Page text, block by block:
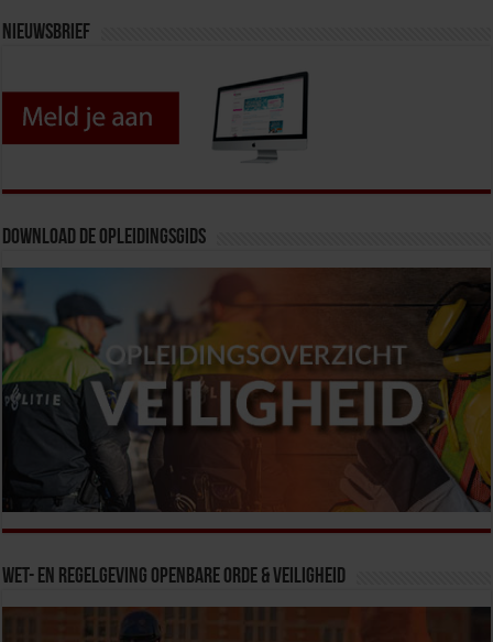
Nieuwsbrief
Download de opleidingsgids
Wet- en Regelgeving Openbare Orde & Veiligheid